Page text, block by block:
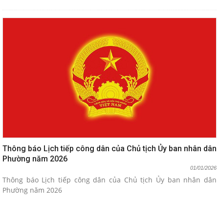
Thông báo Lịch tiếp công dân của Chủ tịch Ủy ban nhân dân
Phường năm 2026
01/01/2026
Thông báo Lịch tiếp công dân của Chủ tịch Ủy ban nhân dân
Phường năm 2026